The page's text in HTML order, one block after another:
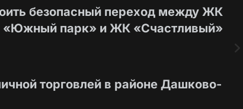
безопасный переход между ЖК
«Южный парк» и ЖК «Счастливый»
торговлей в районе Дашково-